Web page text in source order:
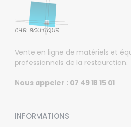
Vente en ligne de matériels et
professionnels de la restauration.
Nous appeler : 07 49 18 15 01
INFORMATIONS